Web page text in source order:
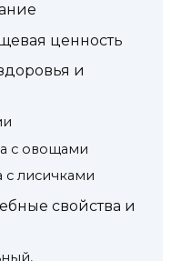
ценность
и
с овощами
с лисичками
свойства и